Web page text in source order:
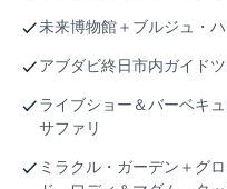
未来博物館＋ブルジュ・
アブダビ終日市内ガイド
ライブショー＆バーベキ
サファリ
ミラクル・ガーデン＋グ